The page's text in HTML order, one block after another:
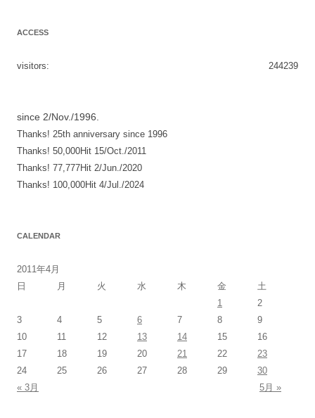
ACCESS
244239
visitors:
since 2/Nov./1996.
Thanks! 25th anniversary since 1996
Thanks! 50,000Hit 15/Oct./2011
Thanks! 77,777Hit 2/Jun./2020
Thanks! 100,000Hit 4/Jul./2024
CALENDAR
2011年4月
日
月 火 水 木 金
土
1
2
3
4 5 6 7 8
9
10
11 12 13 14 15
16
17
18 19 20 21 22
23
24
25 26 27 28 29
30
« 3月
5月 »